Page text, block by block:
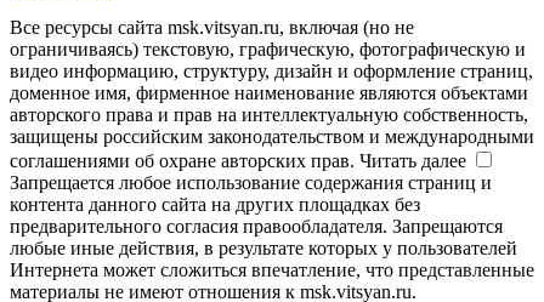
Все ресурсы сайта msk.vitsyan.ru, включая (но не
ограничиваясь) текстовую, графическую, фотографическую и
видео информацию, структуру, дизайн и оформление страниц,
доменное имя, фирменное наименование являются объектами
авторского права и прав на интеллектуальную собственность,
защищены российским законодательством и международными
соглашениями об охране авторских прав. Читать далее
Запрещается любое использование содержания страниц и
контента данного сайта на других площадках без
предварительного согласия правообладателя. Запрещаются
любые иные действия, в результате которых у пользователей
Интернета может сложиться впечатление, что представленные
материалы не имеют отношения к msk.vitsyan.ru.